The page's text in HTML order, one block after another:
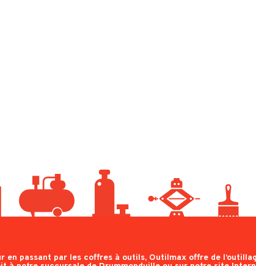
en passant par les coffres à outils, Outilmax offre de